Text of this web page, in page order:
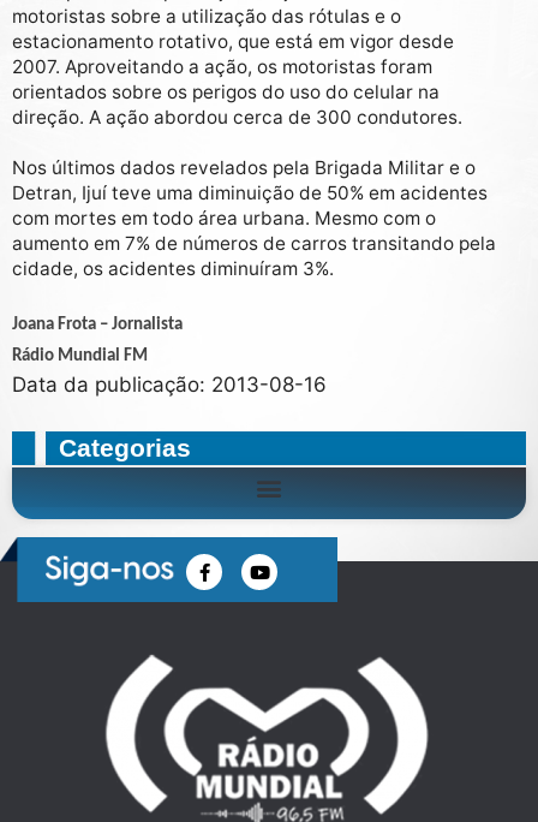
motoristas sobre a utilização das rótulas e o
estacionamento rotativo, que está em vigor desde
2007. Aproveitando a ação, os motoristas foram
orientados sobre os perigos do uso do celular na
direção. A ação abordou cerca de 300 condutores.
Nos últimos dados revelados pela Brigada Militar e o
Detran, Ijuí teve uma diminuição de 50% em acidentes
com mortes em todo área urbana. Mesmo com o
aumento em 7% de números de carros transitando pela
cidade, os acidentes diminuíram 3%.
Joana Frota – Jornalista
Rádio Mundial FM
Data da publicação: 2013-08-16
Categorias